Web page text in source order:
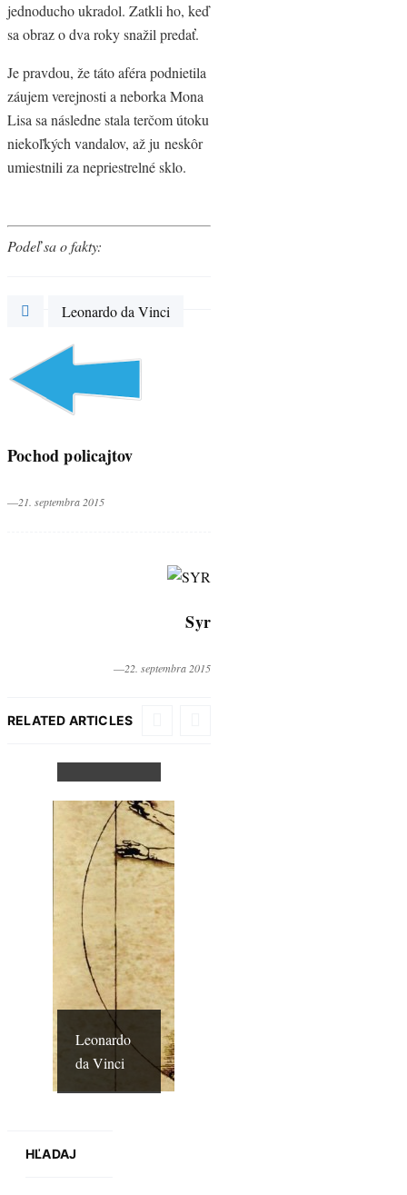
jednoducho ukradol. Zatkli ho, keď
sa obraz o dva roky snažil predať.
Je pravdou, že táto aféra podnietila
záujem verejnosti a neborka Mona
Lisa sa následne stala terčom útoku
niekoľkých vandalov, až ju neskôr
umiestnili za nepriestrelné sklo.
Podeľ sa o fakty:
Leonardo da Vinci
Pochod policajtov
―21. septembra 2015
Syr
―22. septembra 2015
RELATED ARTICLES
Leonardo
da Vinci
HĽADAJ